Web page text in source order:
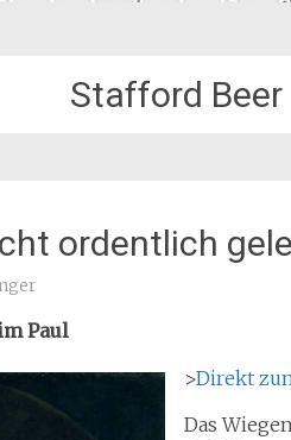
Stafford Beer
ordentlich
Paul
>Direkt
Das